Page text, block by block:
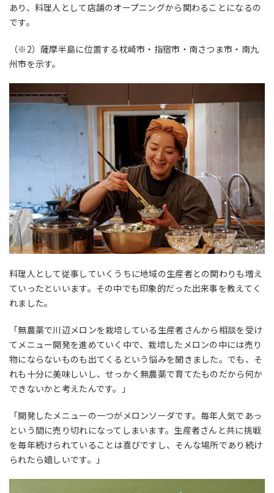
あり、料理人として店舗のオープニングから関わることになるの
です。
（※2）薩摩半島に位置する枕崎市・指宿市・南さつま市・南九
州市を示す。
料理人として従事していくうちに地域の生産者との関わりも増え
ていったといいます。その中でも印象的だった出来事を教えてく
れました。
「無農薬で川辺メロンを栽培している生産者さんから相談を受け
てメニュー開発を進めていく中で、栽培したメロンの中には売り
物にならないものも出てくるという悩みを聞きました。でも、そ
れも十分に美味しいし、せっかく無農薬で育てたものだから何か
できないかと考えたんです。」
「開発したメニューの一つがメロンソーダです。毎年人気であっ
という間に売り切れになってしまいます。生産者さんと共に挑戦
を毎年続けられていることは喜びですし、そんな場所であり続け
られたら嬉しいです。」